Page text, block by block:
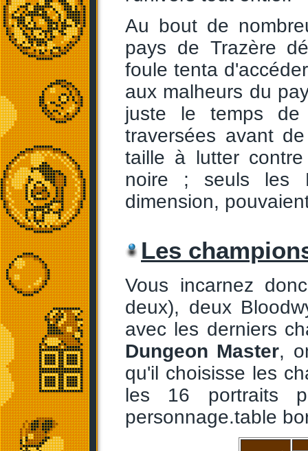
Au bout de
pays de Trazère
foule tenta
aux malheurs du
juste le temps de
traversées avant
taille à lutter
noire ; seuls les
dimension,
Les
Vous incarnez
deux), deux
avec les derniers
Dungeon Master,
qu'il choisisse les
les 16 portraits
personnage.table